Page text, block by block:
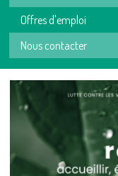
Offres d'emploi
Nous contacter